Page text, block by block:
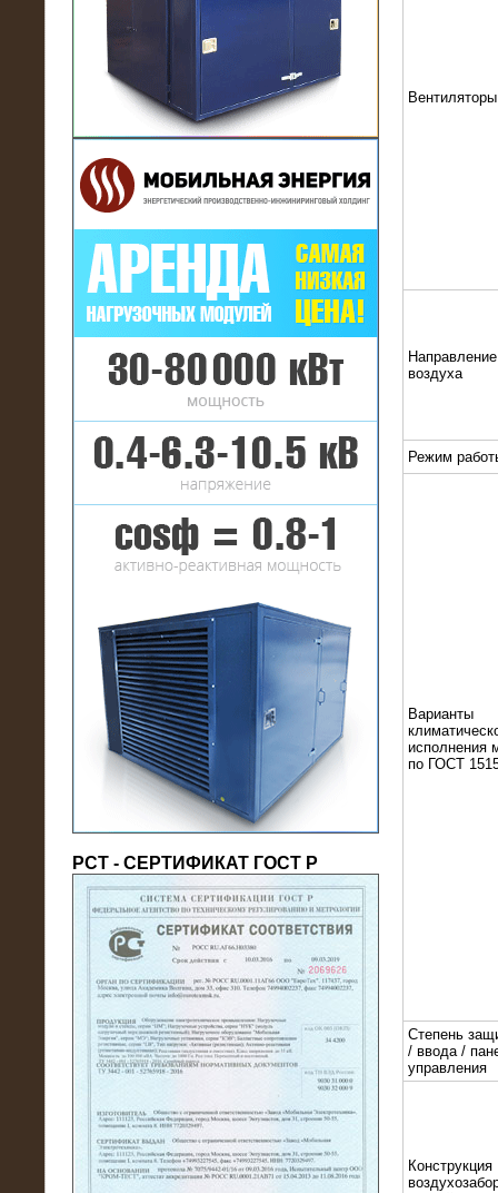
Комплектная трансформаторная
подстанция 6 МВА (морское
исполнение, IP56)
16.01.2017
Аренда нагрузочного комплекса 22
МВт (10 кВ) на газовое
месторождение
17.10.2016
Резистивный высоковольтный
нагрузочный модуль 5 МВт
(напряжение 6/10 кВ)
21.08.2016
На производственное предприятие
модули 20 МВт (0,4 кВ)
РСТ - СЕРТИФИКАТ ГОСТ Р
Вентиляторы
воздуха
Режим
Варианты
исполнения
по ГОСТ
Степень
/ ввода /
управления
Конструкция